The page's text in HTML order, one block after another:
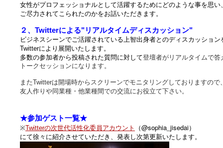
女性がプロフェッショナルとして活躍するためにどのような事を思い
ご尽力されてこられたのかをお話いただきます。
２、Twitterによる"リアルタイムディスカッション"
ビジネスシーンでご活躍されている上智出身者とのディスカッション
Twitterにより展開いたします。
多数の参加者から投稿された質問に対して登壇者がリアルタイムで答
トークセッションになります。
またTwitterは開場時からスクリーンでモニタリングしておりますので
友人作りや同業種・他業種間での交流にお役立て下さい。
★参加ゲスト一覧★
※Twitterの次世代活性化委員アカウント （@sophia_jisedai）
にて徐々に紹介させていただき、発表し次第更新いたします。